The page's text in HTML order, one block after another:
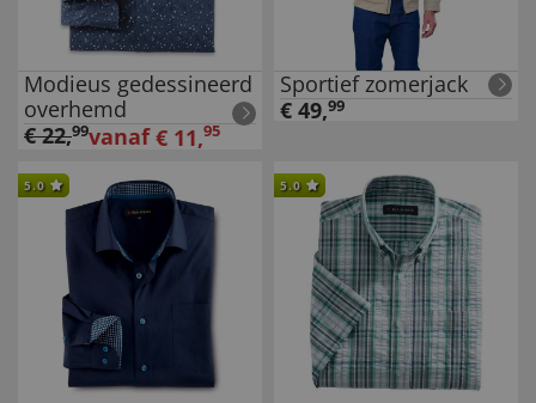
Modieus gedessineerd
overhemd
€22,99vanaf € 11,95
Sportief zomerjack
€ 49,99
5.0 5.0